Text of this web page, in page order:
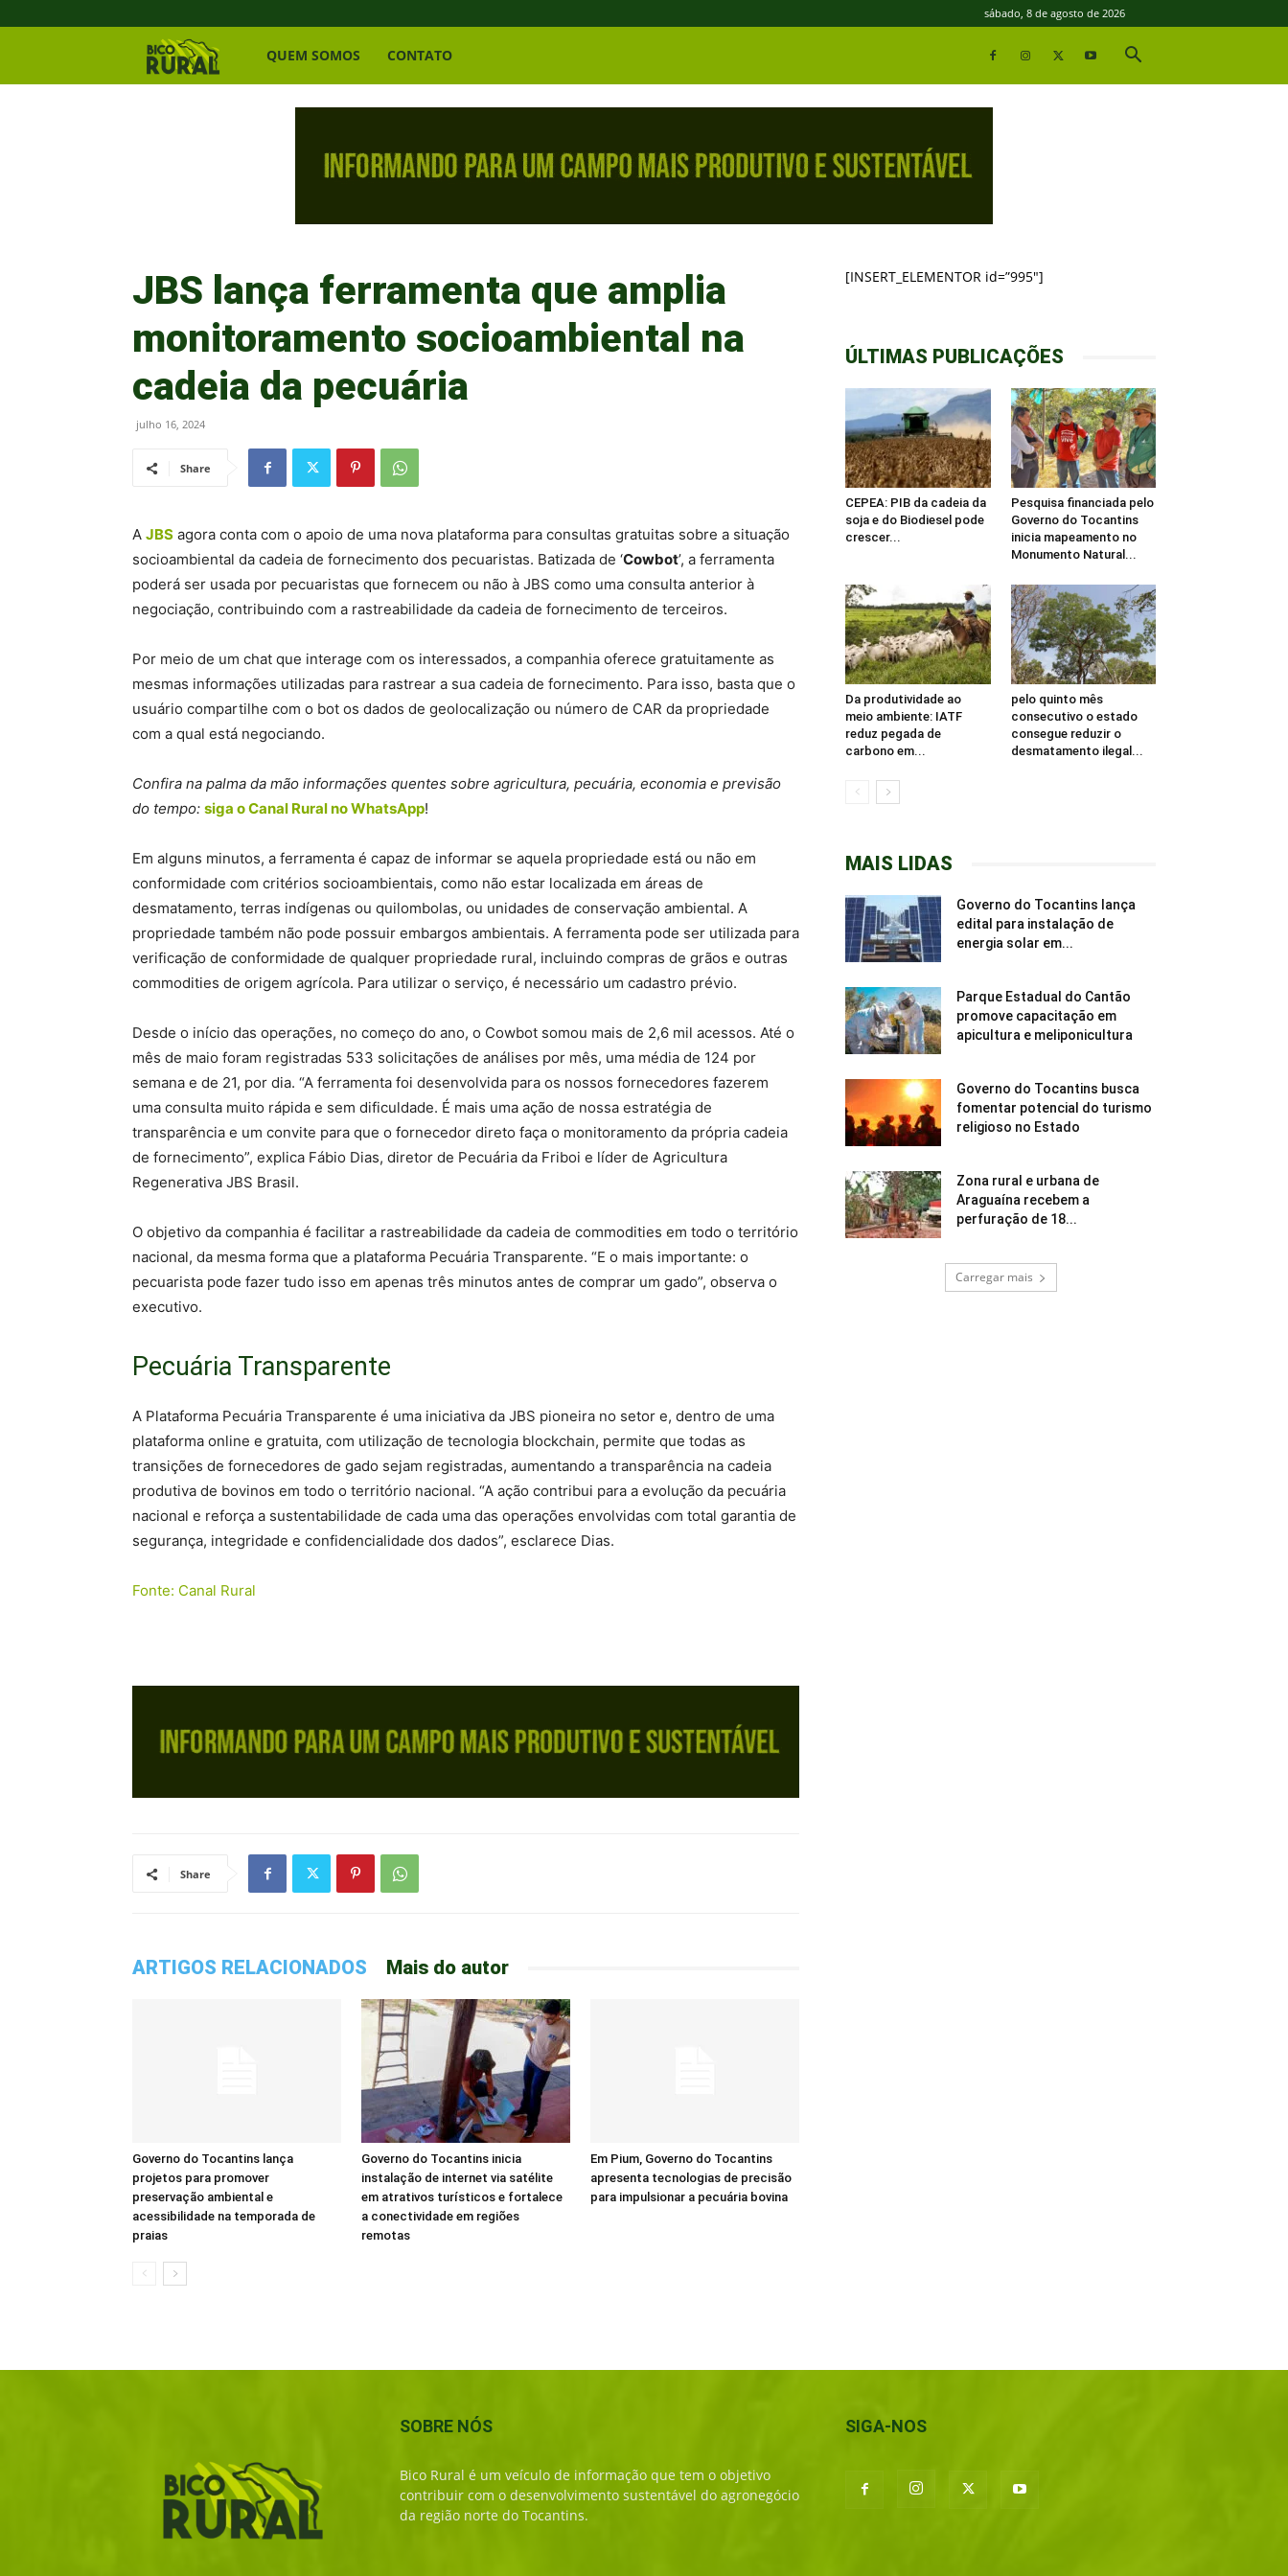
sábado, 8 de agosto de 2026
Bico
QUEM SOMOS CONTATO
JBS lança ferramenta que amplia
monitoramento socioambiental na
cadeia da pecuária
julho 16, 2024
Share
A JBS agora conta com o apoio de uma nova plataforma para consultas gratuitas sobre a situação
socioambiental da cadeia de fornecimento dos pecuaristas. Batizada de ‘Cowbot’, a ferramenta
poderá ser usada por pecuaristas que fornecem ou não à JBS como uma consulta anterior à
negociação, contribuindo com a rastreabilidade da cadeia de fornecimento de terceiros.
Por meio de um chat que interage com os interessados, a companhia oferece gratuitamente as
mesmas informações utilizadas para rastrear a sua cadeia de fornecimento. Para isso, basta que o
usuário compartilhe com o bot os dados de geolocalização ou número de CAR da propriedade
com a qual está negociando.
Confira na palma da mão informações quentes sobre agricultura, pecuária, economia e previsão
do tempo: siga o Canal Rural no WhatsApp!
Em alguns minutos, a ferramenta é capaz de informar se aquela propriedade está ou não em
conformidade com critérios socioambientais, como não estar localizada em áreas de
desmatamento, terras indígenas ou quilombolas, ou unidades de conservação ambiental. A
propriedade também não pode possuir embargos ambientais. A ferramenta pode ser utilizada para
verificação de conformidade de qualquer propriedade rural, incluindo compras de grãos e outras
commodities de origem agrícola. Para utilizar o serviço, é necessário um cadastro prévio.
Desde o início das operações, no começo do ano, o Cowbot somou mais de 2,6 mil acessos. Até o
mês de maio foram registradas 533 solicitações de análises por mês, uma média de 124 por
semana e de 21, por dia. “A ferramenta foi desenvolvida para os nossos fornecedores fazerem
uma consulta muito rápida e sem dificuldade. É mais uma ação de nossa estratégia de
transparência e um convite para que o fornecedor direto faça o monitoramento da própria cadeia
de fornecimento”, explica Fábio Dias, diretor de Pecuária da Friboi e líder de Agricultura
Regenerativa JBS Brasil.
O objetivo da companhia é facilitar a rastreabilidade da cadeia de commodities em todo o território
nacional, da mesma forma que a plataforma Pecuária Transparente. “E o mais importante: o
pecuarista pode fazer tudo isso em apenas três minutos antes de comprar um gado”, observa o
executivo.
Pecuária Transparente
A Plataforma Pecuária Transparente é uma iniciativa da JBS pioneira no setor e, dentro de uma
plataforma online e gratuita, com utilização de tecnologia blockchain, permite que todas as
transições de fornecedores de gado sejam registradas, aumentando a transparência na cadeia
produtiva de bovinos em todo o território nacional. “A ação contribui para a evolução da pecuária
nacional e reforça a sustentabilidade de cada uma das operações envolvidas com total garantia de
segurança, integridade e confidencialidade dos dados”, esclarece Dias.
Fonte: Canal Rural
Share
ARTIGOS RELACIONADOS Mais do autor
Governo do Tocantins lança
projetos para promover
preservação ambiental e
acessibilidade na temporada de
praias
Governo do Tocantins inicia
instalação de internet via satélite
em atrativos turísticos e fortalece
a conectividade em regiões
remotas
Em Pium, Governo do Tocantins
apresenta tecnologias de precisão
para impulsionar a pecuária bovina
[INSERT_ELEMENTOR id=”995″]
ÚLTIMAS PUBLICAÇÕES
CEPEA: PIB da cadeia da
soja e do Biodiesel pode
crescer...
Pesquisa financiada pelo
Governo do Tocantins
inicia mapeamento no
Monumento Natural...
Da produtividade ao
meio ambiente: IATF
reduz pegada de
carbono em...
pelo quinto mês
consecutivo o estado
consegue reduzir o
desmatamento ilegal...
MAIS LIDAS
Governo do Tocantins lança
edital para instalação de
energia solar em...
Parque Estadual do Cantão
promove capacitação em
apicultura e meliponicultura
Governo do Tocantins busca
fomentar potencial do turismo
religioso no Estado
Zona rural e urbana de
Araguaína recebem a
perfuração de 18...
Carregar mais
SOBRE NÓS
Bico Rural é um veículo de informação que tem o objetivo
contribuir com o desenvolvimento sustentável do agronegócio
da região norte do Tocantins.
SIGA-NOS